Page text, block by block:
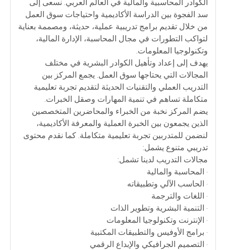
الكوادر المحاسبية والمالية في العالم العربي. نسعى إلى
سد الفجوة بين الدراسة الأكاديمية واحتياجات سوق العمل
من خلال تقديم برامج تدريبية عملية، حديثة، ومصممة بعناية
لتواكب التطورات في مجال المحاسبة، الإدارة المالية،
وتكنولوجيا المعلومات.
يهدف إلى إعداد وتأهيل الكوادر البشرية في مختلف
المجالات التي يحتاجها سوق العمل. يجمع المركز بين
التدريب العملي والتقنيات الحديثة لتقديم تجربة تعليمية
متكاملة تساهم في تنمية المهارات وصقل الخبرات.
يضم المركز نخبة من الخبراء والمحاضرين المتخصصين
الذين يجمعون بين الخبرة العملية والمعرفة الأكاديمية،
لنضمن للمتدربين تجربة تعليمية متكاملة. كما نقدم محتوى
تدريبي متنوع يشمل:
مجالات التدريب لدينا تشمل:
• المحاسبة والمالية
• الحاسب الآلي وتطبيقاته
• اللغات والترجمة
• التنمية البشرية وتطوير الذات
• الإنترنت وتكنولوجيا المعلومات
• برامج الأوفيس والتطبيقات المكتبية
• التصميم الجرافيكي والإبداع الرقمي